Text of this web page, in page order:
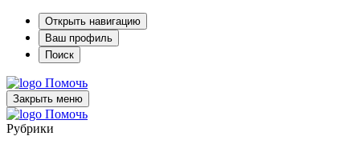
Открыть навигацию
Ваш профиль
Поиск
Помочь
Закрыть меню
Помочь
Рубрики